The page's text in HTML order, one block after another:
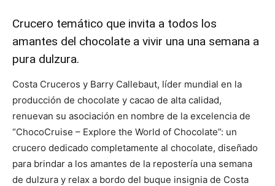
Crucero temático que invita a todos los
amantes del chocolate a vivir una una semana a
pura dulzura.
Costa Cruceros y Barry Callebaut, líder mundial en la
producción de chocolate y cacao de alta calidad,
renuevan su asociación en nombre de la excelencia de
“ChocoCruise – Explore the World of Chocolate”: un
crucero dedicado completamente al chocolate, diseñado
para brindar a los amantes de la repostería una semana
de dulzura y relax a bordo del buque insignia de Costa